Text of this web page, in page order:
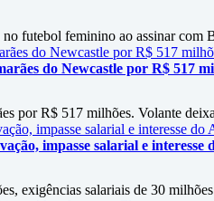
futebol feminino ao assinar com
do Newcastle por R$ 517
por R$ 517 milhões. Volante
impasse salarial e interesse
exigências salariais de 30